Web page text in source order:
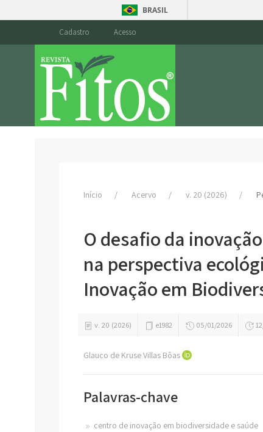
BRASIL
Cadastro Acesso
Início Acervo v. 20 (2026)
O desafio da
na perspectiva
Inovação em
v. 20 (2026) e1982 05/01/2026
Glauco de Kruse Villas Bôas
Palavras-chave
centro de inovação em biodiversidade e saúde